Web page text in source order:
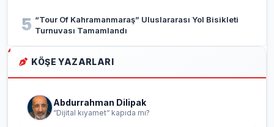
5 “Tour Of Kahramanmaraş” Uluslararası Yol Bisikleti
Turnuvası Tamamlandı
KÖŞE YAZARLARI
Abdurrahman Dilipak
“Dijital kıyamet“ kapıda mı?